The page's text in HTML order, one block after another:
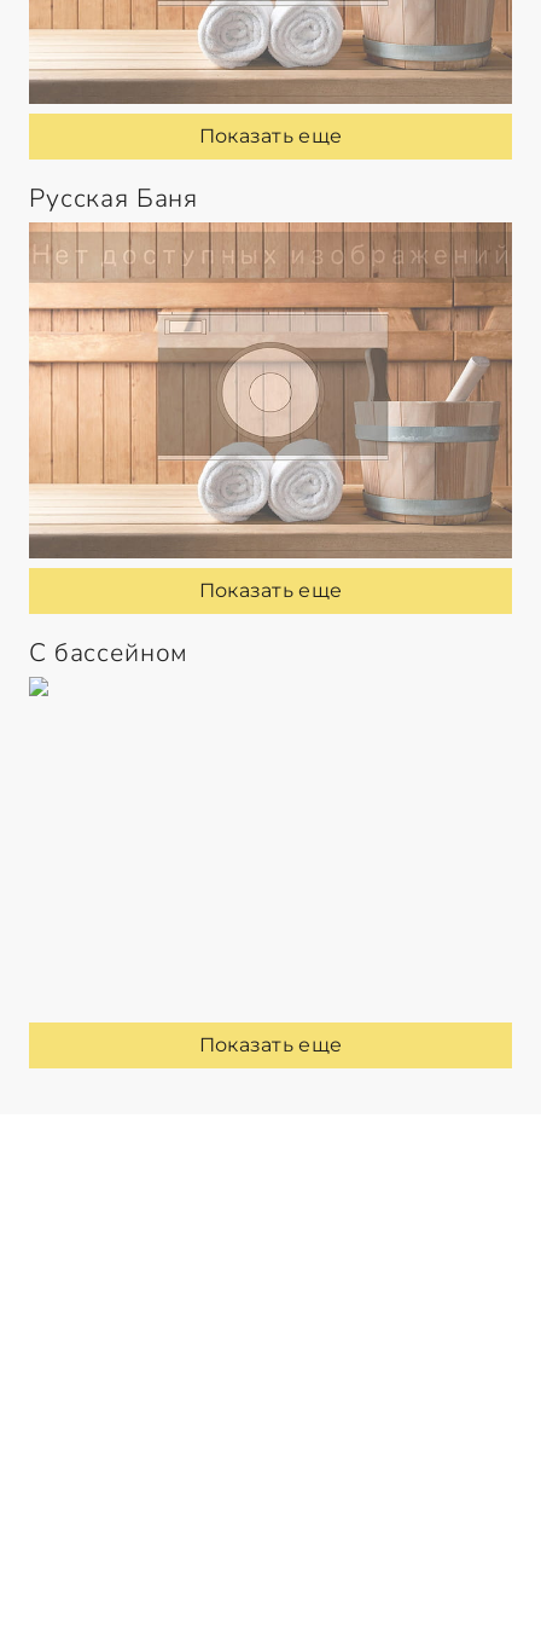
Показать еще
Русская Баня
Показать еще
С бассейном
Показать еще